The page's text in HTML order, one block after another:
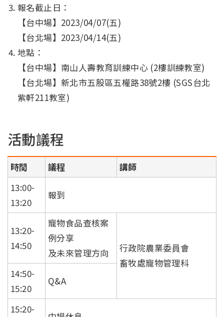
報名截止日：
【台中場】2023/04/07(五)
【台北場】2023/04/14(五)
地點：
【台中場】南山人壽教育訓練中心 (2樓訓練教室)
【台北場】新北市五股區五權路38號2樓 (SGS台北
紫軒211教室)
活動議程
時間 議程
講師
13:00-
13:20
報到
13:20-
14:50
寵物食品查核案
例分享
及未來管理方向
行政院農業委員會
畜牧處寵物管理科
14:50-
15:20
Q&A
15:20-